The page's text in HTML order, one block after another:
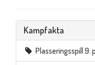
Kampfakta
Plasseringsspill 9.